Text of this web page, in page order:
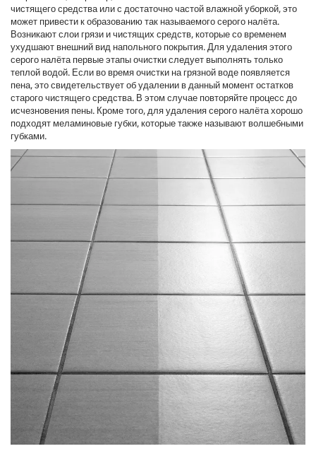
чистящего средства или с достаточно частой влажной уборкой, это
может привести к образованию так называемого серого налёта.
Возникают слои грязи и чистящих средств, которые со временем
ухудшают внешний вид напольного покрытия. Для удаления этого
серого налёта первые этапы очистки следует выполнять только
теплой водой. Если во время очистки на грязной воде появляется
пена, это свидетельствует об удалении в данный момент остатков
старого чистящего средства. В этом случае повторяйте процесс до
исчезновения пены. Кроме того, для удаления серого налёта хорошо
подходят меламиновые губки, которые также называют волшебными
губками.